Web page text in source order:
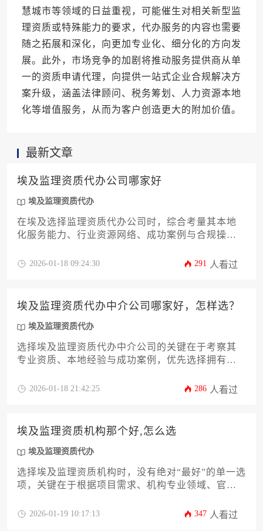
慧城市等领域的日益重视，可能催生对相关新型监
理资质或特殊能力的要求，代办服务的内容也需要
随之拓展和深化，向更加专业化、细分化的方向发
展。此外，市场竞争的加剧将推动服务提供商从单
一的资质申请代理，向提供一站式企业合规解决方
案升级，涵盖法律顾问、税务筹划、人力资源本地
化等增值服务，从而为客户创造更大的附加价值。
最新文章
埃及监理资质代办公司哪家好
埃及监理资质代办
在埃及选择监理资质代办公司时，综合考量其本地
化服务能力、行业资源网络、成功案例与合规操作
构的认证渠道、阿拉伯语文件处理能力和跨文化协
2026-01-18 09:24:30 291 人看过
埃及监理资质代办中介公司哪家好，怎样选？
埃及监理资质代办
选择埃及监理资质代办中介公司的关键在于考察其
专业资质、本地经验与成功案例，优先选择拥有埃
明的中介机构，并通过多维度对比评估其可靠性。
2026-01-18 21:42:25 286 人看过
埃及监理资质机构那个好,怎么选
埃及监理资质代办
选择埃及监理资质机构时，没有绝对“最好”的单一选
项，关键在于根据项目需求、机构专业领域、官方
评估，尤其需优先考察其是否具备埃及住房部与埃
2026-01-19 10:17:13 347 人看过